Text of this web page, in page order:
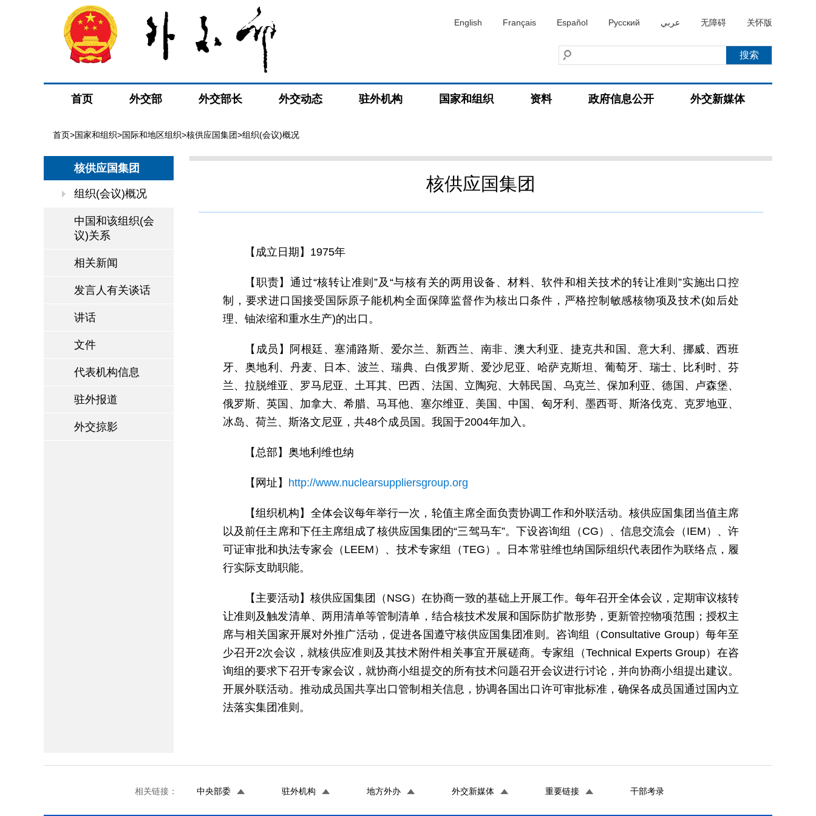
English Français Español Русский عربي 无障碍 关怀版
首页 外交部 外交部长 外交动态 驻外机构 国家和组织 资料 政府信息公开 外交新媒体
首页>国家和组织>国际和地区组织>核供应国集团>组织(会议)概况
核供应国集团
组织(会议)概况
中国和该组织(会
议)关系
相关新闻
发言人有关谈话
讲话
文件
代表机构信息
驻外报道
外交掠影
核供应国集团
【成立日期】1975年
【职责】通过“核转让准则”及“与核有关的两用设备、材料、软件和相关技术的转让准则”实施出口控
制，要求进口国接受国际原子能机构全面保障监督作为核出口条件，严格控制敏感核物项及技术(如后处
理、铀浓缩和重水生产)的出口。
【成员】阿根廷、塞浦路斯、爱尔兰、新西兰、南非、澳大利亚、捷克共和国、意大利、挪威、西班
牙、奥地利、丹麦、日本、波兰、瑞典、白俄罗斯、爱沙尼亚、哈萨克斯坦、葡萄牙、瑞士、比利时、芬
兰、拉脱维亚、罗马尼亚、土耳其、巴西、法国、立陶宛、大韩民国、乌克兰、保加利亚、德国、卢森堡、
俄罗斯、英国、加拿大、希腊、马耳他、塞尔维亚、美国、中国、匈牙利、墨西哥、斯洛伐克、克罗地亚、
冰岛、荷兰、斯洛文尼亚，共48个成员国。我国于2004年加入。
【总部】奥地利维也纳
【网址】 http://www.nuclearsuppliersgroup.org
【组织机构】全体会议每年举行一次，轮值主席全面负责协调工作和外联活动。核供应国集团当值主席
以及前任主席和下任主席组成了核供应国集团的“三驾马车”。下设咨询组（CG）、信息交流会（IEM）、许
可证审批和执法专家会（LEEM）、技术专家组（TEG）。日本常驻维也纳国际组织代表团作为联络点，履
行实际支助职能。
【主要活动】核供应国集团（NSG）在协商一致的基础上开展工作。每年召开全体会议，定期审议核转
让准则及触发清单、两用清单等管制清单，结合核技术发展和国际防扩散形势，更新管控物项范围；授权主
席与相关国家开展对外推广活动，促进各国遵守核供应国集团准则。咨询组（Consultative Group）每年至
少召开2次会议，就核供应准则及其技术附件相关事宜开展磋商。专家组（Technical Experts Group）在咨
询组的要求下召开专家会议，就协商小组提交的所有技术问题召开会议进行讨论，并向协商小组提出建议。
开展外联活动。推动成员国共享出口管制相关信息，协调各国出口许可审批标准，确保各成员国通过国内立
法落实集团准则。
相关链接： 中央部委 驻外机构 地方外办 外交新媒体 重要链接 干部考录